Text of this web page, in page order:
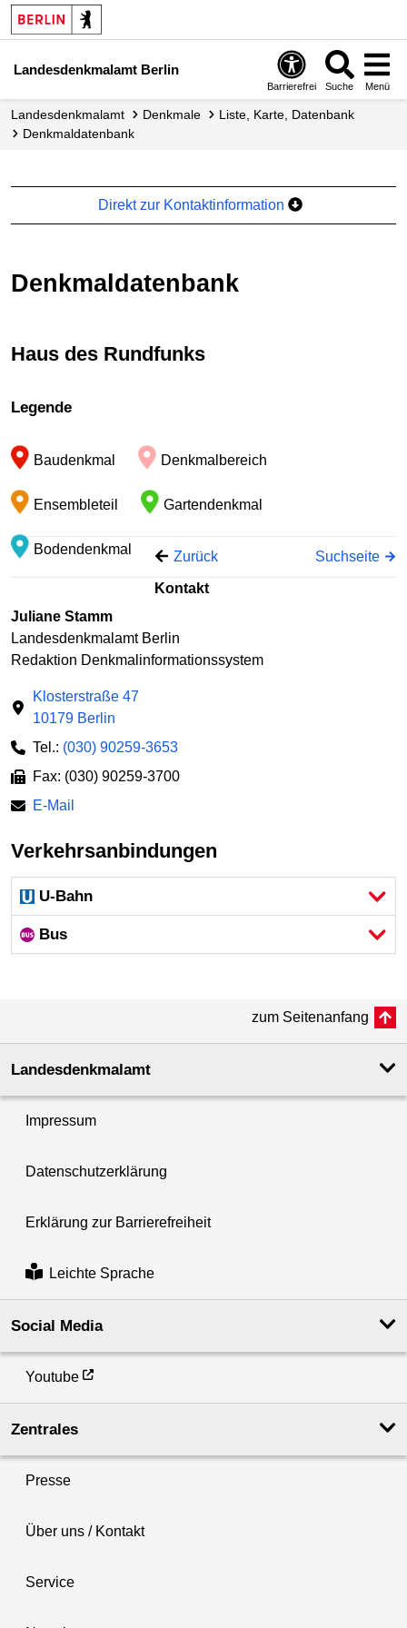
Landesdenkmalamt Berlin
Barrierefrei Suche Menü
Landesdenkmalamt Denkmale
Liste, Karte, Datenbank
Denkmal­datenbank
Direkt zur Kontaktinformation
Denkmaldatenbank
Haus des Rundfunks
+
Legende
Baudenkmal Denkmalbereich
Ensembleteil Gartendenkmal
Bodendenkmal Zurück Suchseite
Kontakt
Juliane Stamm
Landesdenkmalamt Berlin
Redaktion Denkmalinformationssystem
Klosterstraße 47
10179 Berlin
Tel.: (030) 90259-3653
Fax: (030) 90259-3700
E-Mail
Verkehrsanbindungen
U-Bahn
Bus
zum Seitenanfang
Landesdenkmal­amt
Impressum
Datenschutzerklärung
Erklärung zur Barrierefreiheit
Leichte Sprache
Social Media
Youtube
Zentrales
Presse
Über uns / Kontakt
Service